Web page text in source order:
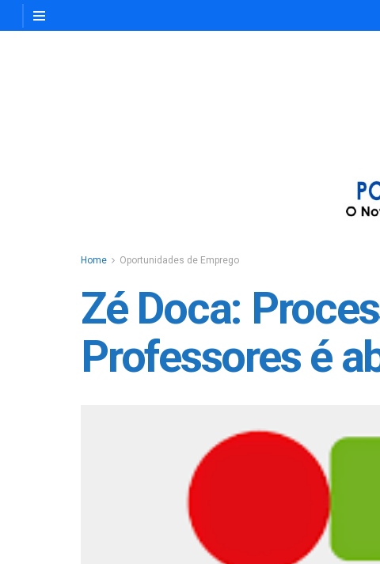
Home Oportunidades de Emprego
Zé Doca:
Professores é